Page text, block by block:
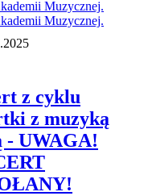
z cyklu
z muzyką
- UWAGA!